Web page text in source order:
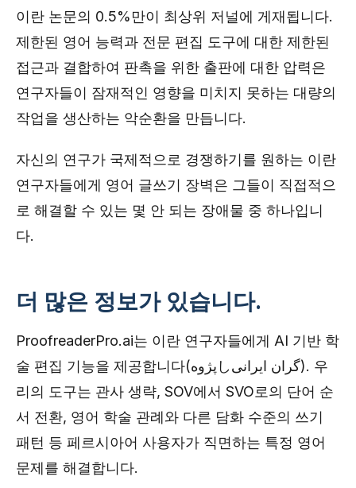
이란 논문의 0.5%만이 최상위 저널에 게재됩니다.
제한된 영어 능력과 전문 편집 도구에 대한 제한된
접근과 결합하여 판촉을 위한 출판에 대한 압력은
연구자들이 잠재적인 영향을 미치지 못하는 대량의
작업을 생산하는 악순환을 만듭니다.
자신의 연구가 국제적으로 경쟁하기를 원하는 이란
연구자들에게 영어 글쓰기 장벽은 그들이 직접적으
로 해결할 수 있는 몇 안 되는 장애물 중 하나입니
다.
더 많은 정보가 있습니다.
ProofreaderPro.ai는 이란 연구자들에게 AI 기반 학
술 편집 기능을 제공합니다(پژوهしگران ایرانی). 우
리의 도구는 관사 생략, SOV에서 SVO로의 단어 순
서 전환, 영어 학술 관례와 다른 담화 수준의 쓰기
패턴 등 페르시아어 사용자가 직면하는 특정 영어
문제를 해결합니다.